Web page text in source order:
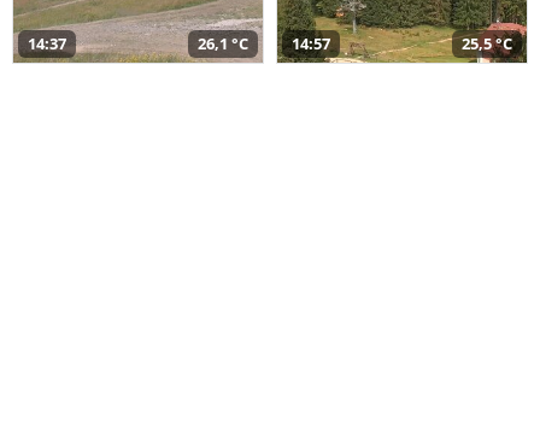
14:37 26,1 °C 14:57 25,5 °C